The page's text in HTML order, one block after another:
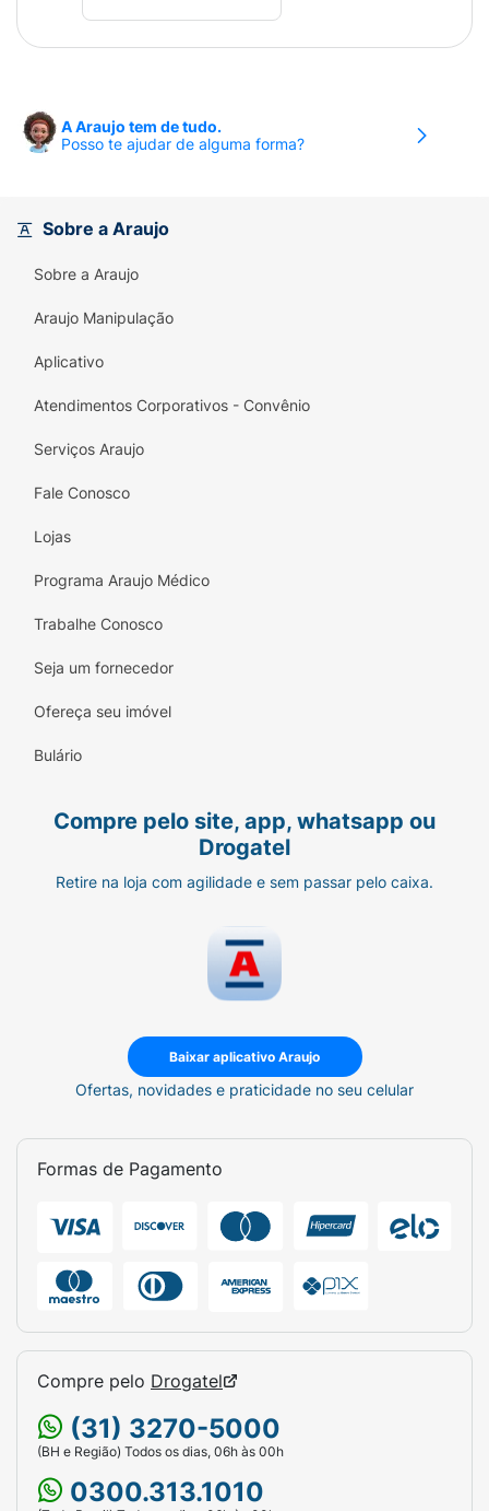
A Araujo tem de tudo.
Posso te ajudar de alguma forma?
Sobre a Araujo
Sobre a Araujo
Araujo Manipulação
Aplicativo
Atendimentos Corporativos - Convênio
Serviços Araujo
Fale Conosco
Lojas
Programa Araujo Médico
Trabalhe Conosco
Seja um fornecedor
Ofereça seu imóvel
Bulário
Compre pelo site, app, whatsapp ou
Drogatel
Retire na loja com agilidade e sem passar pelo caixa.
Baixar aplicativo Araujo
Ofertas, novidades e praticidade no seu celular
Formas de Pagamento
Compre pelo Drogatel
(31) 3270-5000
(BH e Região) Todos os dias, 06h às 00h
0300.313.1010